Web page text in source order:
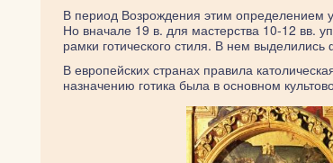
В период Возрождения этим определением
Но вначале 19 в. для мастерства 10-12 вв.
рамки готического стиля. В нем
В европейских странах правила
назначению готика была в основном